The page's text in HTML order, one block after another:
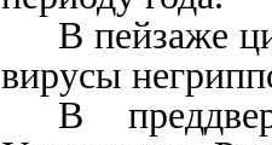
В пейзаже
вирусы
В